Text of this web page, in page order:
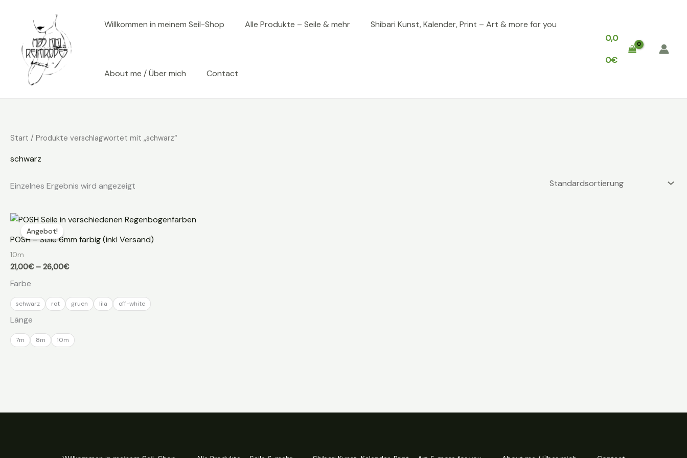
Willkommen in meinem Seil-Shop Alle Produkte – Seile & mehr Shibari Kunst, Kalender, Print – Art & more for you
About me / Über mich Contact
0,0
0€
Start / Produkte verschlagwortet mit „schwarz“
schwarz
Einzelnes Ergebnis wird angezeigt
Angebot!
POSH – Seile 6mm farbig (inkl Versand)
10m
21,00€ – 26,00€Preisspanne:
Farbe
schwarz rot gruen lila off-white
Länge
7m 8m 10m